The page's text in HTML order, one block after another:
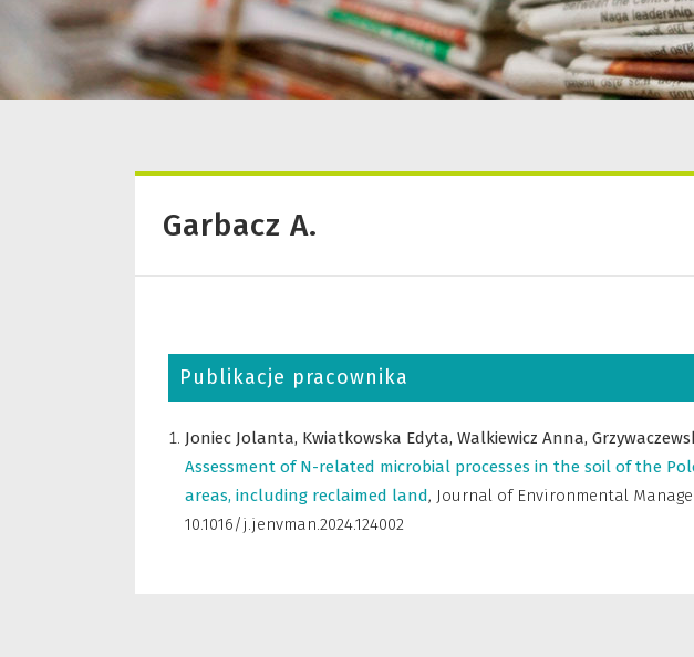
Garbacz A.
Publikacje pracownika
Joniec Jolanta, Kwiatkowska Edyta, Walkiewicz Anna,
Assessment of N-related microbial processes in the soil of the
areas, including reclaimed land, Journal of Environmental
10.1016/j.jenvman.2024.124002